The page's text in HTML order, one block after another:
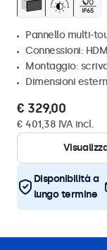
Pannello multi-
Connessioni:
Montaggio:
Dimensioni
€ 329,00
€ 401,38 IVA incl.
Disponibilità a
lungo termine